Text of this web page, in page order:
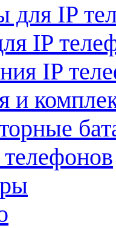
для IP
IP
IP
и